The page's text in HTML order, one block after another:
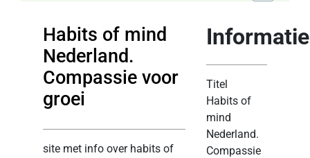
Habits of mind
Nederland.
Compassie voor
groei
site met info over habits of
Informatie
Titel
Habits of
mind
Nederland.
Compassie